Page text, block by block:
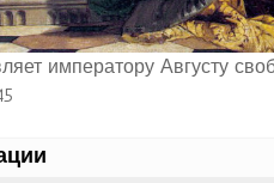
императору Августу